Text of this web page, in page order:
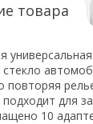
товара
стекло
повторяя
для
10